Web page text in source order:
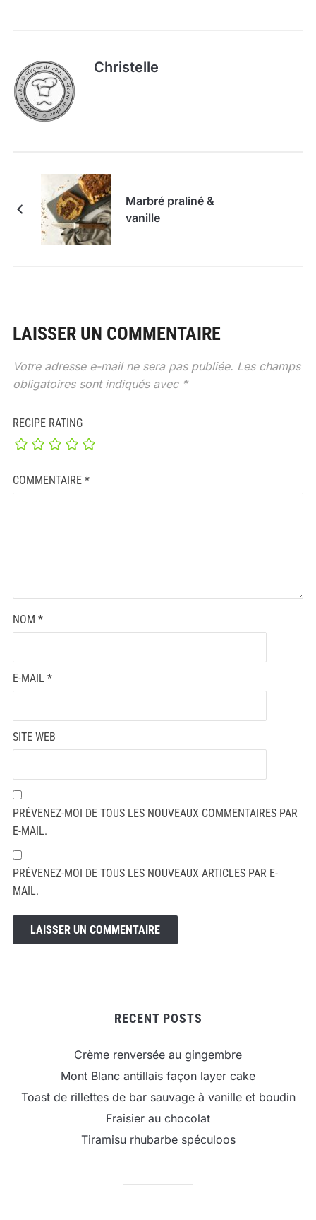
Christelle
Marbré praliné &
vanille
LAISSER UN COMMENTAIRE
Votre adresse e-mail ne sera pas publiée. Les champs
obligatoires sont indiqués avec *
RECIPE RATING
COMMENTAIRE *
NOM *
E-MAIL *
SITE WEB
PRÉVENEZ-MOI DE TOUS LES NOUVEAUX COMMENTAIRES PAR
E-MAIL.
PRÉVENEZ-MOI DE TOUS LES NOUVEAUX ARTICLES PAR E-
MAIL.
RECENT POSTS
Crème renversée au gingembre
Mont Blanc antillais façon layer cake
Toast de rillettes de bar sauvage à vanille et boudin
Fraisier au chocolat
Tiramisu rhubarbe spéculoos